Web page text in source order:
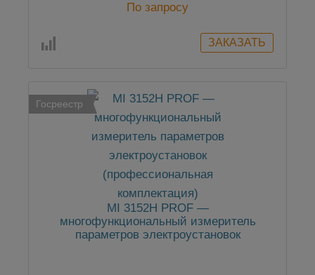
По запросу
Госреестр
MI 3152H PROF —
многофункциональный измеритель
параметров электроустановок